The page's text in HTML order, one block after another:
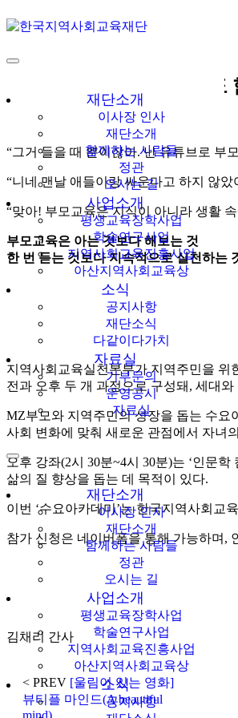
한국지역사회교육
재단
재단소개
이사장 인사
재단소개
함께하는 사람들
정관
오시는 길
사업소개
평생교육장학사업
학술연구사업
지역사회교육진흥사업
아산지역사회교육상
소식
공지사항
재단소식
다같이다가치
자료실
기부문의
운영공시
자료실
재단소개
이사장 인사
재단소개
함께하는 사람들
정관
오시는 길
사업소개
평생교육장학사업
학술연구사업
지역사회교육진흥사업
아산지역사회교육상
소식
공지사항
시민리더십 캠페인 오늘도
“얘들아, 우리 부모교육 신청하자!”
“그거 들을 때 뿐이잖아. 난 유튜브로 부
“니네 맨날 애들이랑 싸운다고 하지 않
“맞아! 부모교육은 지식이 아니라 생활
부모교육은 아는 것보다 해보는 것
한 번 듣는 것보다 지속적으로 실천하는
지역사회교육실천본부가 지역주민을 위
전과 오후 두 개 과정으로 구성돼, 세대
MZ부모와 지역주민의 성장을 돕는 수요
사회 변화에 맞춰 새로운 관점에서 자녀
오후 강좌(2시 30분~4시 30분)는 ‘인문
삶의 질 향상을 돕는 데 목적이 있다.
이번 ‘수요아카데미’는 한국지역사회교
참가 신청은 네이버폼을 통해 가능하며,
김채리 간사
< PREV [울림이 있는 영화]
뷰티플 마인드(A beautiful
mind)